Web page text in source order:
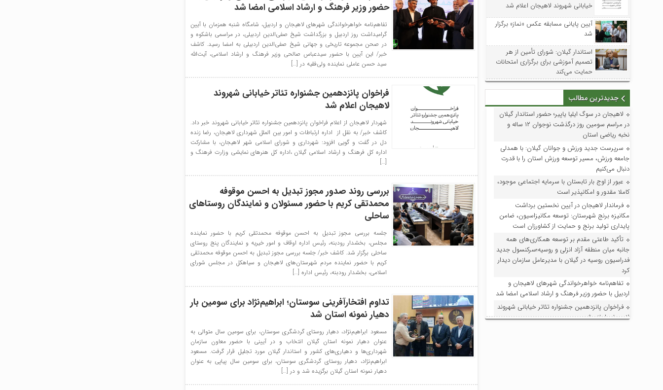
خیابانی شهروند لاهیجان اعلام شد
آیین پایانی مسابقه عکس «نماز» برگزار
شد
استاندار گیلان: شورای تأمین از هر
تصمیم آموزشی برای برگزاری امتحانات
حمایت می‌کند
جدیدترین مطالب
لاهیجان در سوگ ایلیا یاپیر؛ حضور استاندار گیلان
در مراسم سومین روز درگذشت نوجوان ۱۲ ساله و
نخبه ریاضی استان
سرپرست جدید ورزش و جوانان گیلان: با همدلی
جامعه ورزش، مسیر توسعه ورزش استان را با قدرت
دنبال می‌کنیم
عبور از اوج بار تابستان با سرمایه اجتماعی موجود،
کاملا مقدور و امکانپذیر است
فرماندار لاهیجان در آیین نخستین برداشت
مکانیزه برنج شهرستان: توسعه مکانیزاسیون، ضامن
پایداری تولید برنج و حمایت از کشاورزان است
تأکید طاعتی مقدم بر توسعه همکاری‌های همه
جانبه میان منطقه آزاد انزلی و روسیه؛سرکنسول جدید
فدراسیون روسیه در گیلان با مدیرعامل سازمان دیدار
کرد
تفاهم‌نامه خواهرخواندگی شهرهای لاهیجان و
اردبیل با حضور وزیر فرهنگ و ارشاد اسلامی امضا شد
فراخوان پانزدهمین جشنواره تئاتر خیابانی شهروند
لاهیجان اعلام شد
حضور وزیر فرهنگ و ارشاد اسلامی امضا شد
تفاهم‌نامه خواهرخواندگی شهرهای لاهیجان و اردبیل، شامگاه شنبه همزمان با آیین
گرامیداشت روز اردبیل و بزرگداشت شیخ صفی‌الدین اردبیلی، در مراسمی باشکوه و
در صحن مجموعه تاریخی و جهانی شیخ صفی‌الدین اردبیلی به امضا رسید. کاشف
خبر/ این آیین با حضور سیدعباس صالحی وزیر فرهنگ و ارشاد اسلامی، آیت‌الله
سید حسن عاملی نماینده ولی‌فقیه در […]
فراخوان پانزدهمین جشنواره تئاتر خیابانی شهروند
لاهیجان اعلام شد
شهردار لاهیجان از اعلام فراخوان پانزدهمین جشنواره تئاتر خیابانی شهروند خبر داد.
کاشف خبر/ به نقل از اداره ارتباطات و امور بین الملل شهرداری لاهیجان، رضا زنده
دل در گفت و گویی افزود: شهرداری و شورای اسلامی شهر لاهیجان، با مشارکت
اداره کل فرهنگ و ارشاد اسلامی گیلان ،اداره کل هنرهای نمایشی وزارت فرهنگ و
[…]
بررسی روند صدور مجوز تبدیل به احسن موقوفه
محمدتقی کریم با حضور مسئولان و نمایندگان روستاهای
ساحلی
جلسه بررسی مجوز تبدیل به احسن موقوفه محمدتقی کریم با حضور نماینده
مجلس، بخشدار رودبنه، رئیس اداره اوقاف و امور خیریه و نمایندگان پنج روستای
ساحلی برگزار شد. کاشف خبر/ جلسه بررسی مجوز تبدیل به احسن موقوفه محمدتقی
کریم با حضور نماینده مردم شهرستان‌های لاهیجان و سیاهکل در مجلس شورای
اسلامی، بخشدار رودبنه، رئیس اداره […]
تداوم افتخارآفرینی سوستان؛ ابراهیم‌نژاد برای سومین بار
دهیار نمونه استان شد
مسعود ابراهیم‌نژاد، دهیار روستای گردشگری سوستان، برای سومین سال متوالی به
عنوان دهیار نمونه استان گیلان انتخاب و در آیینی با حضور معاون سازمان
شهرداری‌ها و دهیاری‌های کشور و استاندار گیلان مورد تجلیل قرار گرفت. مسعود
ابراهیم‌نژاد، دهیار روستای گردشگری سوستان، برای سومین سال پیاپی به عنوان
دهیار نمونه استان گیلان برگزیده شد و در […]